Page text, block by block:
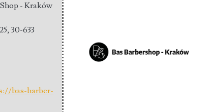
- Kraków
,30-633
bas-barber-